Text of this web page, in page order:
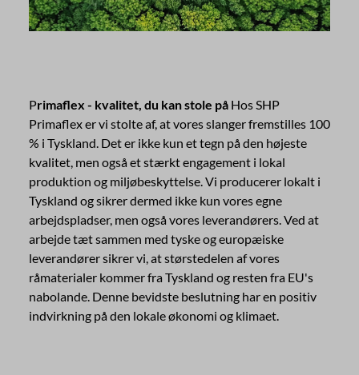
Primaflex - kvalitet, du kan stole på Hos SHP
Primaflex er vi stolte af, at vores slanger fremstilles 100
% i Tyskland. Det er ikke kun et tegn på den højeste
kvalitet, men også et stærkt engagement i lokal
produktion og miljøbeskyttelse. Vi producerer lokalt i
Tyskland og sikrer dermed ikke kun vores egne
arbejdspladser, men også vores leverandørers. Ved at
arbejde tæt sammen med tyske og europæiske
leverandører sikrer vi, at størstedelen af vores
råmaterialer kommer fra Tyskland og resten fra EU's
nabolande. Denne bevidste beslutning har en positiv
indvirkning på den lokale økonomi og klimaet.